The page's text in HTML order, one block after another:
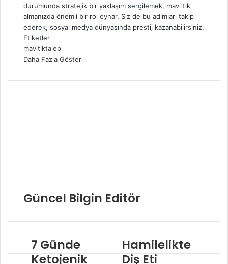
durumunda stratejik bir yaklaşım sergilemek, mavi tik
almanızda önemli bir rol oynar. Siz de bu adımları takip
ederek, sosyal medya dünyasında prestij kazanabilirsiniz.
Etiketler
mavitiktalep
Daha Fazla Göster
Güncel Bilgin Editör
7 Günde
Ketojenik
Hamilelikte
Diş Eti